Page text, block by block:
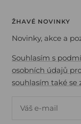
ŽHAVÉ NOVINKY
Novinky, akce a
Souhlasím s
osobních údajů
souhlasím také se
Váš e-mail